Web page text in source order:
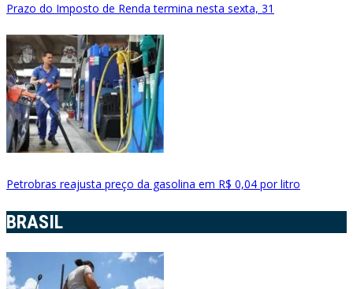
Prazo do Imposto de Renda termina nesta sexta, 31
Petrobras reajusta preço da gasolina em R$ 0,04 por litro
BRASIL